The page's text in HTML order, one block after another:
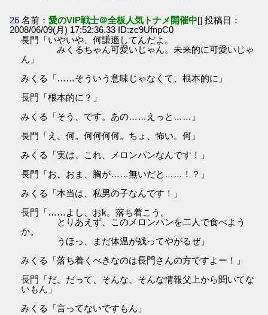
26 名前：愛のVIP戦士＠全板人気トナメ開催中[] 投稿日：
2008/06/09(月) 17:52:36.33 ID:zc9UfnpC0
長門「いやいや、何謙遜してんだよ。
みくるちゃん可愛いじゃん。未来的に可愛いじゃ
ん」
みくる「……そういう意味じゃなくて、根本的に」
長門「根本的に？」
みくる「そう、です。あの……えっと……」
長門「え、何。何何何何。ちょ、怖い。何」
みくる「実は、これ、メロンパンなんです！」
長門「お、おま、胸が……無いだと……！？」
みくる「本当は、私男の子なんです！」
長門「……よし、おk。落ち着こう。
とりあえず、このメロンパンを二人で食べよう
か。
うほっ、まだ体温が残ってやがるぜ」
みくる「落ち着くべきなのは長門さんの方ですよー！」
長門「だ、だって、そんな、そんな情報父上から聞いてな
いもん」
みくる「言ってないですもん」